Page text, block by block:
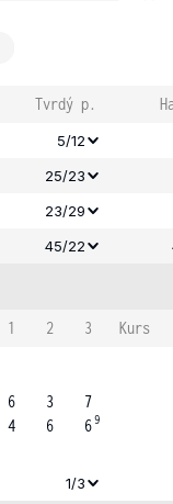
Tvrdý p.
5/12
25/23
23/29
45/22
1 2 3
Kurs
6
4
3
6
7
69
1/3